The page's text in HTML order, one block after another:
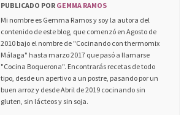
PUBLICADO POR GEMMA RAMOS
Mi nombre es Gemma Ramos y soy la autora del
contenido de este blog, que comenzó en Agosto de
2010 bajo el nombre de "Cocinando con thermomix
Málaga" hasta marzo 2017 que pasó a llamarse
"Cocina Boquerona". Encontrarás recetas de todo
tipo, desde un apertivo a un postre, pasando por un
buen arroz y desde Abril de 2019 cocinando sin
gluten, sin lácteos y sin soja.